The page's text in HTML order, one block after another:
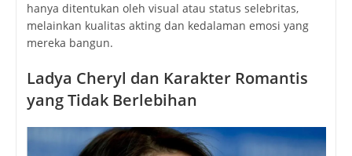
hanya ditentukan oleh visual atau status selebritas,
melainkan kualitas akting dan kedalaman emosi yang
mereka bangun.
Ladya Cheryl dan Karakter Romantis
yang Tidak Berlebihan